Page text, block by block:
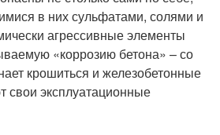
в них сульфатами, солями и
агрессивные элементы
«коррозию бетона» – со
крошиться и железобетонные
свои эксплуатационные